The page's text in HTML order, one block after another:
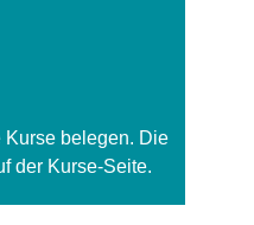
Kurse belegen. Die
der Kurse-Seite.